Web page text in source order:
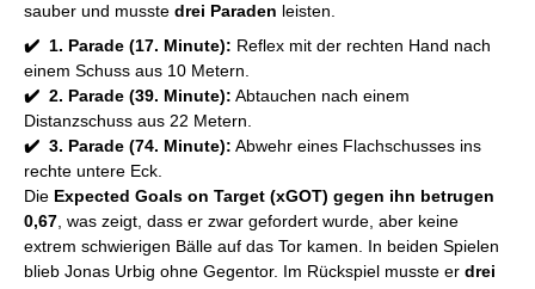
sauber und musste drei Paraden leisten.
✔️ 1. Parade (17. Minute): Reflex mit der rechten Hand nach
einem Schuss aus 10 Metern.
✔️ 2. Parade (39. Minute): Abtauchen nach einem
Distanzschuss aus 22 Metern.
✔️ 3. Parade (74. Minute): Abwehr eines Flachschusses ins
rechte untere Eck.
Die Expected Goals on Target (xGOT) gegen ihn betrugen
0,67, was zeigt, dass er zwar gefordert wurde, aber keine
extrem schwierigen Bälle auf das Tor kamen. In beiden Spielen
blieb Jonas Urbig ohne Gegentor. Im Rückspiel musste er drei